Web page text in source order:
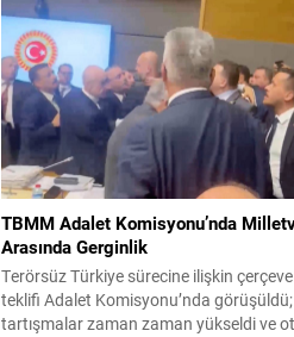
alındığını bildirirken saldırıyı kınadı ve
korsanlıkla suçladı. WAM ajansının
açıklamada, ADNOC’a ait bir geminin
saatlerinde hedef alındığı belirtildi;
dakikalarda ise BAE...
TBMM Adalet Komisyonu’nda
Arasında Gerginlik
Terörsüz Türkiye sürecine ilişkin
teklifi Adalet Komisyonu’nda görüşüldü;
tartışmalar zaman zaman yükseldi ve